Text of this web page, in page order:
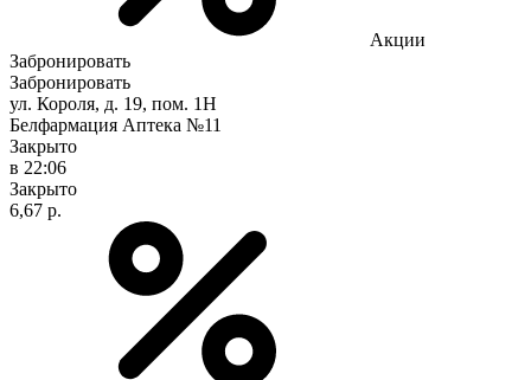
Акции
Забронировать
Забронировать
ул. Короля, д. 19, пом. 1Н
Белфармация Аптека №11
Закрыто
в 22:06
Закрыто
6,67 р.